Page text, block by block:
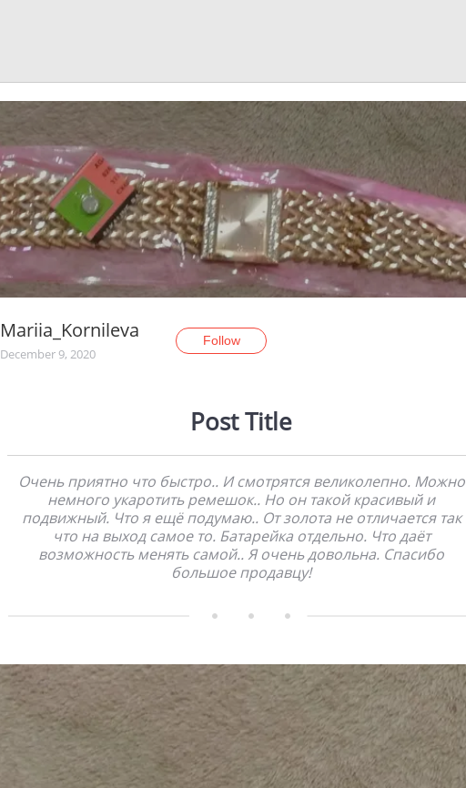
Mariia_Kornileva
December 9, 2020
Follow
Post Title
Очень приятно что быстро.. И смотрятся великолепно. Можно
немного укаротить ремешок.. Но он такой красивый и
подвижный. Что я ещё подумаю.. От золота не отличается так
что на выход самое то. Батарейка отдельно. Что даёт
возможность менять самой.. Я очень довольна. Спасибо
большое продавцу!